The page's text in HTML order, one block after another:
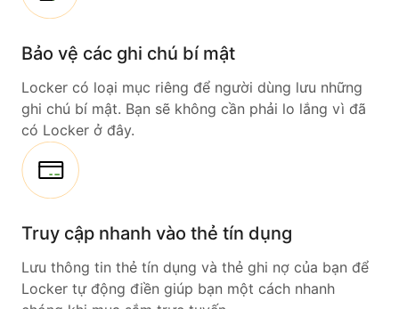
Bảo vệ các ghi chú bí mật
Locker có loại mục riêng để người dùng lưu những
ghi chú bí mật. Bạn sẽ không cần phải lo lắng vì đã
có Locker ở đây.
Truy cập nhanh vào thẻ tín dụng
Lưu thông tin thẻ tín dụng và thẻ ghi nợ của bạn để
Locker tự động điền giúp bạn một cách nhanh